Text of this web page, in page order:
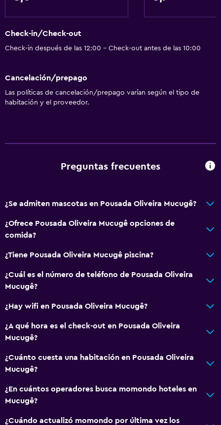
Check-in/Check-out
Check-in después de las 12:00 - Check-out antes de las 10:00
Cancelación/prepago
Las políticas de cancelación/prepago varían según el tipo de
habitación y el proveedor.
Preguntas frecuentes
¿Se admiten mascotas en Pousada Oliveira Mucugê?
¿Ofrece Pousada Oliveira Mucugê opciones de
comida?
¿Tiene Pousada Oliveira Mucugê piscina?
¿Cuál es el número de teléfono de Pousada Oliveira
Mucugê?
¿Hay wifi en Pousada Oliveira Mucugê?
¿A qué hora es el check-out en Pousada Oliveira
Mucugê?
¿Cuánto cuesta una habitación en Pousada Oliveira
Mucugê?
¿En cuántos operadores busca momondo hoteles en
Mucugê?
¿Cuándo actualizó momondo por última vez los